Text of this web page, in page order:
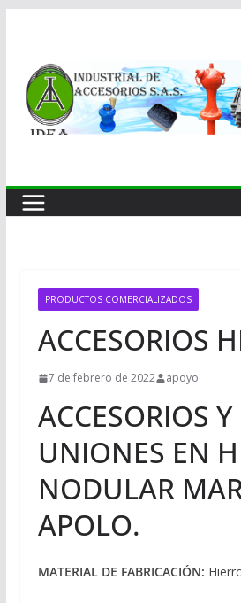
contenido
PRODUCTOS COMERCIALIZADOS
ACCESORIOS
7 de febrero de 2022 apoyo
ACCESORIOS Y
UNIONES EN
NODULAR
APOLO.
MATERIAL DE FABRICACIÓN: